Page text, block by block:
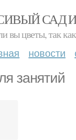
САД
вы цветы, так
новости
занятий